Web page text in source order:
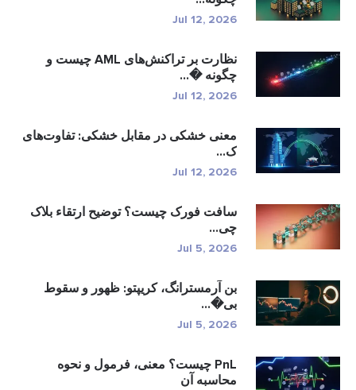
Jul 12, 2026
نظارت بر تراکنش‌های AML چیست و
چگونه �...
Jul 12, 2026
معنی خشکی در مقابل خشکی: تفاوت‌های
ک...
Jul 12, 2026
سافت فورک چیست؟ توضیح ارتقاء بلاک
چی...
Jul 5, 2026
بن آرمسترانگ، کریپتو: ظهور و سقوط
بی�...
Jul 5, 2026
PnL چیست؟ معنی، فرمول و نحوه
محاسبه آن